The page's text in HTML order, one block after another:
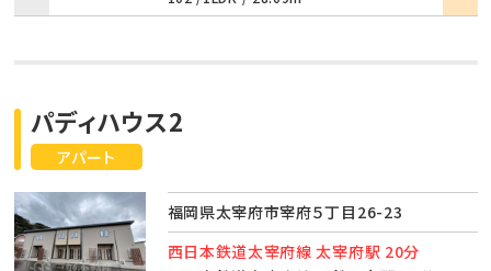
アパート
パディハウス2
福岡県太宰府市宰府５丁目26-23
西日本鉄道太宰府線 太宰府駅 20分